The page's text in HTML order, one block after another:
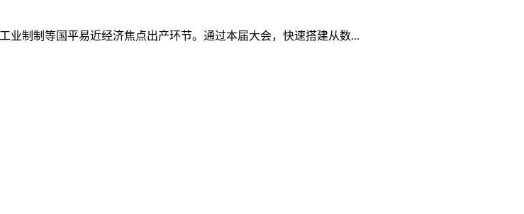
业制制等国平易近经济焦点出产环节。通过本届大会，快速搭建从数...